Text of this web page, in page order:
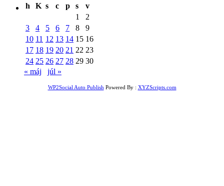
h
K s c p s
v
1
2
3
4 5 6 7 8
9
10 11 12 13 14 15 16
17 18 19 20 21 22 23
24 25 26 27 28 29 30
« máj
júl »
WP2Social Auto Publish Powered By : XYZScripts.com